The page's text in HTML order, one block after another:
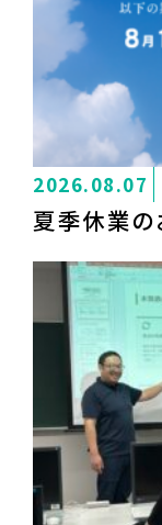
2026.08.07
夏季休業の